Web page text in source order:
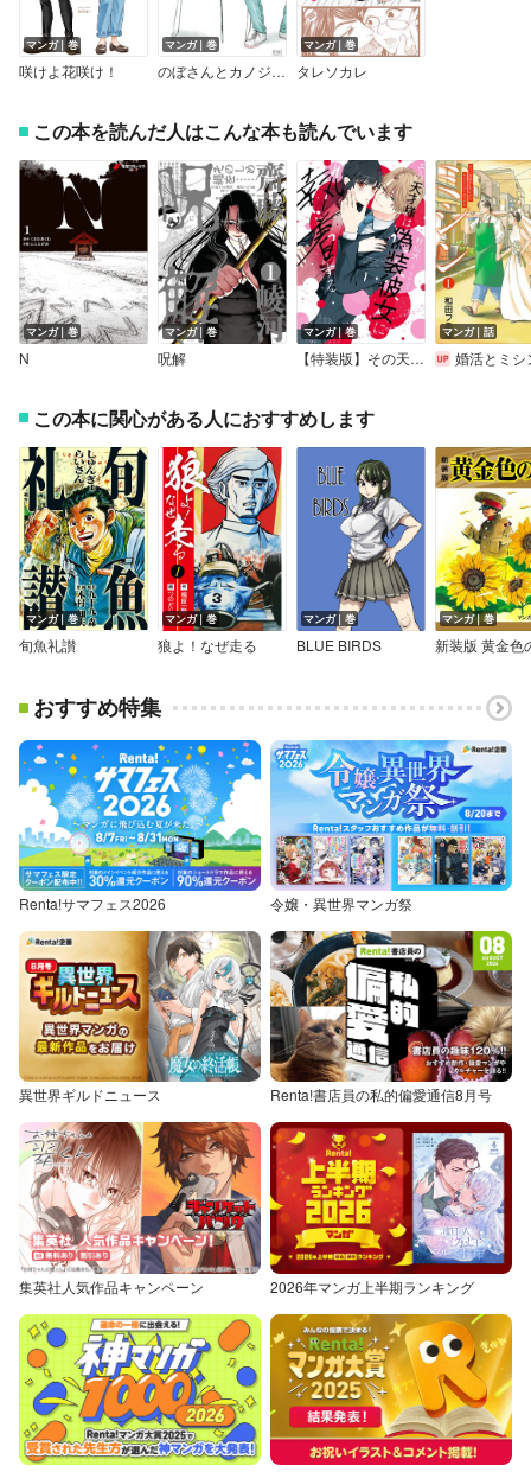
マンガ｜巻
咲けよ花咲け！
マンガ｜巻
のぼさんとカノジョ？
マンガ｜巻
タレソカレ
この本を読んだ人はこんな本も読んでいます
マンガ｜巻
N
マンガ｜巻
呪解
マンガ｜巻
【特装版】その天才様は偽装彼女に執着する
マンガ｜話
婚活とミシン もう一度恋がしたいけどめんどくさい気もす
この本に関心がある人におすすめします
マンガ｜巻
旬魚礼讃
マンガ｜巻
狼よ！なぜ走る
マンガ｜巻
BLUE BIRDS
マンガ｜巻
新装版 黄金色
おすすめ特集
Renta!サマフェス2026 令嬢・異世界マンガ祭
異世界ギルドニュース Renta!書店員の私的偏愛通信8月号
集英社人気作品キャンペーン 2026年マンガ上半期ランキング